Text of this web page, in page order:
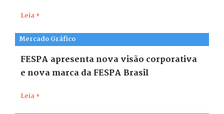
Leia +
Mercado Gráfico
FESPA apresenta nova visão corporativa
e nova marca da FESPA Brasil
Leia +